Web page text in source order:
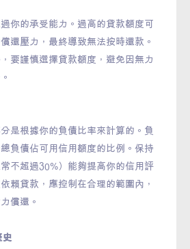
你的承受能力。過高的貸款額度可
還壓力，最終導致無法按時還款。
要謹慎選擇貸款額度，避免因無力
是根據你的負債比率來計算的。負
負債佔可用信用額度的比例。保持
不超過30%）能夠提高你的信用評
賴貸款，應控制在合理的範圍內，
償還。
史